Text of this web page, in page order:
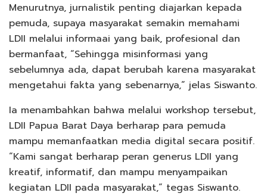
Menurutnya, jurnalistik penting diajarkan kepada
pemuda, supaya masyarakat semakin memahami
LDII melalui informaai yang baik, profesional dan
bermanfaat, “Sehingga misinformasi yang
sebelumnya ada, dapat berubah karena masyarakat
mengetahui fakta yang sebenarnya,” jelas Siswanto.
Ia menambahkan bahwa melalui workshop tersebut,
LDII Papua Barat Daya berharap para pemuda
mampu memanfaatkan media digital secara positif.
“Kami sangat berharap peran generus LDII yang
kreatif, informatif, dan mampu menyampaikan
kegiatan LDII pada masyarakat,” tegas Siswanto.